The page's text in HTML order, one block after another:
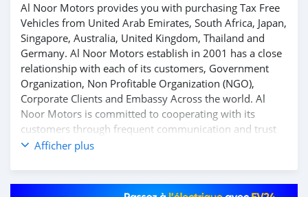
Al Noor Motors provides you with purchasing Tax Free
Vehicles from United Arab Emirates, South Africa, Japan,
Singapore, Australia, United Kingdom, Thailand and
Germany. Al Noor Motors establish in 2001 has a close
relationship with each of its customers, Government
Organization, Non Profitable Organization (NGO),
Corporate Clients and Embassy Across the world. Al
Noor Motors is committed to cooperating with its
customers through frequent communication and trust
in order to facilitate the completion of a transaction and
Thousands of vehicles are available for the customer to
purchase online from Al Noor Motors inventory. We
Afficher plus